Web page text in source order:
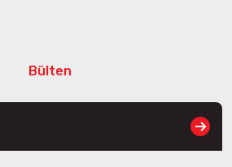
Bülten